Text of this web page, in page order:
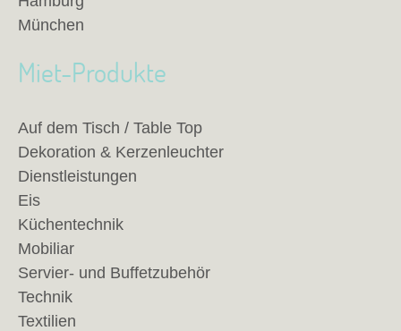
München
Miet-Produkte
Auf dem Tisch / Table Top
Dekoration & Kerzenleuchter
Dienstleistungen
Eis
Küchentechnik
Mobiliar
Servier- und Buffetzubehör
Technik
Textilien